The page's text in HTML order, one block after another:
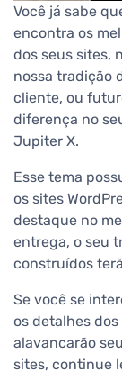
Você já sabe
encontra os
dos seus sites,
nossa tradição
cliente, ou
diferença no
Jupiter X.
Esse tema
os sites
destaque no
entrega, o seu
construídos
Se você se
os detalhes
alavancarão
sites, continue